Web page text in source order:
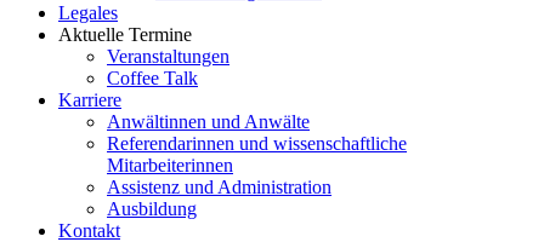
Legales
Aktuelle Termine
Veranstaltungen
Coffee Talk
Karriere
Anwältinnen und Anwälte
Referendarinnen und wissenschaftliche
Mitarbeiterinnen
Assistenz und Administration
Ausbildung
Kontakt